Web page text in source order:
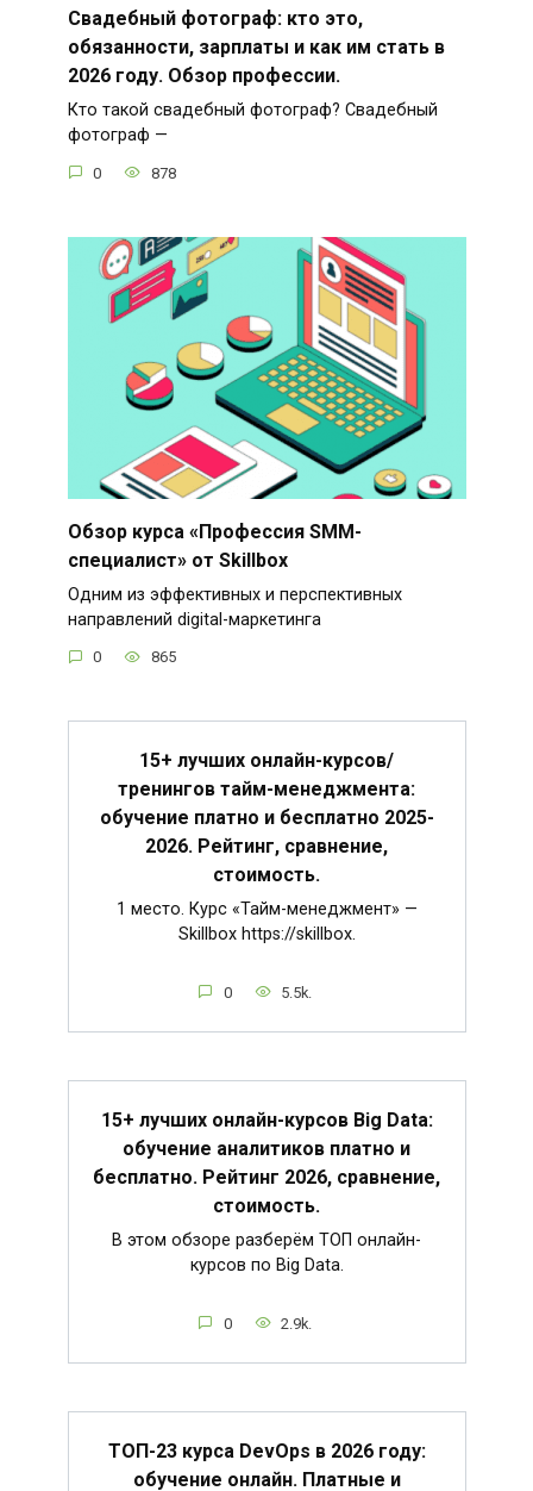
Свадебный фотограф: кто это,
обязанности, зарплаты и как им стать в
2026 году. Обзор профессии.
Кто такой свадебный фотограф? Свадебный
фотограф —
0 878
Обзор курса «Профессия SMM-
специалист» от Skillbox
Одним из эффективных и перспективных
направлений digital-маркетинга
0 865
15+ лучших онлайн-курсов/
тренингов тайм-менеджмента:
обучение платно и бесплатно 2025-
2026. Рейтинг, сравнение,
стоимость.
1 место. Курс «Тайм-менеджмент» —
Skillbox https://skillbox.
0 5.5k.
15+ лучших онлайн-курсов Big Data:
обучение аналитиков платно и
бесплатно. Рейтинг 2026, сравнение,
стоимость.
В этом обзоре разберём ТОП онлайн-
курсов по Big Data.
0 2.9k.
ТОП-23 курса DevOps в 2026 году:
обучение онлайн. Платные и